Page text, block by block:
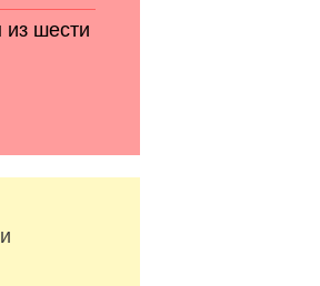
шести